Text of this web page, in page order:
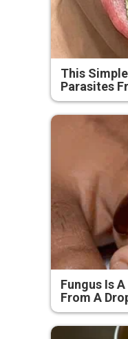
This
Parasites
Fungus Is
From A